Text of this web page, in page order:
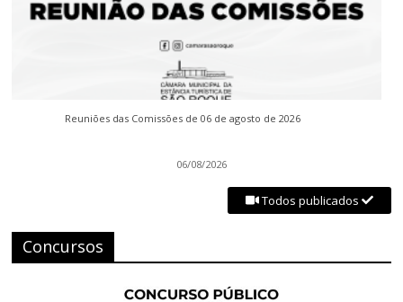
Reuniões das Comissões de 06 de agosto de 2026
06/08/2026
Todos publicados
Concursos